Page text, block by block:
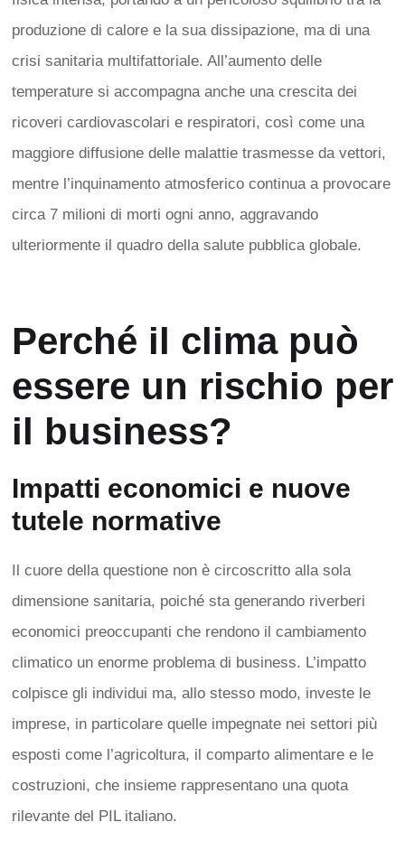
produzione di calore e la sua dissipazione, ma di una
crisi sanitaria multifattoriale. All’aumento delle
temperature si accompagna anche una crescita dei
ricoveri cardiovascolari e respiratori, così come una
maggiore diffusione delle malattie trasmesse da vettori,
mentre l’inquinamento atmosferico continua a provocare
circa 7 milioni di morti ogni anno, aggravando
ulteriormente il quadro della salute pubblica globale.
Perché il clima può
essere un rischio per
il business?
Impatti economici e nuove
tutele normative
Il cuore della questione non è circoscritto alla sola
dimensione sanitaria, poiché sta generando riverberi
economici preoccupanti che rendono il cambiamento
climatico un enorme problema di business. L’impatto
colpisce gli individui ma, allo stesso modo, investe le
imprese, in particolare quelle impegnate nei settori più
esposti come l’agricoltura, il comparto alimentare e le
costruzioni, che insieme rappresentano una quota
rilevante del PIL italiano.